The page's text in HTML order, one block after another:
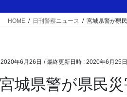
HOME 日刊警察ニュース 宮城県警が県
2020年6月26日 / 最終更新日時 : 2020年6月25日
宮城県警が県民